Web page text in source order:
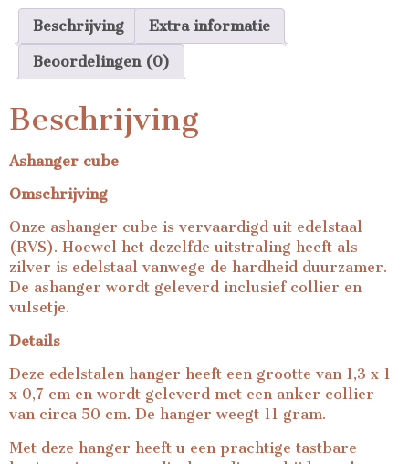
Beschrijving Extra informatie
Beoordelingen (0)
Beschrijving
Ashanger cube
Omschrijving
Onze ashanger cube is vervaardigd uit edelstaal
(RVS). Hoewel het dezelfde uitstraling heeft als
zilver is edelstaal vanwege de hardheid duurzamer.
De ashanger wordt geleverd inclusief collier en
vulsetje.
Details
Deze edelstalen hanger heeft een grootte van 1,3 x 1
x 0,7 cm en wordt geleverd met een anker collier
van circa 50 cm. De hanger weegt 11 gram.
Met deze hanger heeft u een prachtige tastbare